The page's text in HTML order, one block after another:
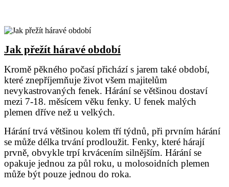
Jak přežít háravé období
Kromě pěkného počasí přichází s jarem také období,
které znepříjemňuje život všem majitelům
nevykastrovaných fenek. Hárání se většinou dostaví
mezi 7-18. měsícem věku fenky. U fenek malých
plemen dříve než u velkých.
Hárání trvá většinou kolem tří týdnů, při prvním hárání
se může délka trvání prodloužit. Fenky, které hárají
prvně, obvykle trpí krvácením silnějším. Hárání se
opakuje jednou za půl roku, u molosoidních plemen
může být pouze jednou do roka.